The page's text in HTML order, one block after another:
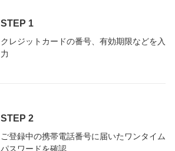
STEP 1
クレジットカードの番号、有効期限などを入
力
STEP 2
ご登録中の携帯電話番号に届いたワンタイム
パスワードを確認